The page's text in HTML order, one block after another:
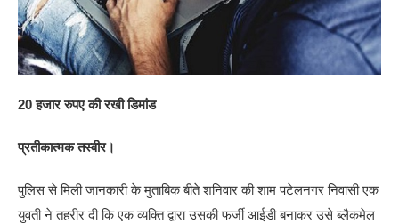
20 हजार रुपए की रखी डिमांड
प्रतीकात्मक तस्वीर।
पुलिस से मिली जानकारी के मुताबिक बीते शनिवार की शाम पटेलनगर निवासी एक
युवती ने तहरीर दी कि एक व्यक्ति द्वारा उसकी फर्जी आईडी बनाकर उसे ब्लैकमेल